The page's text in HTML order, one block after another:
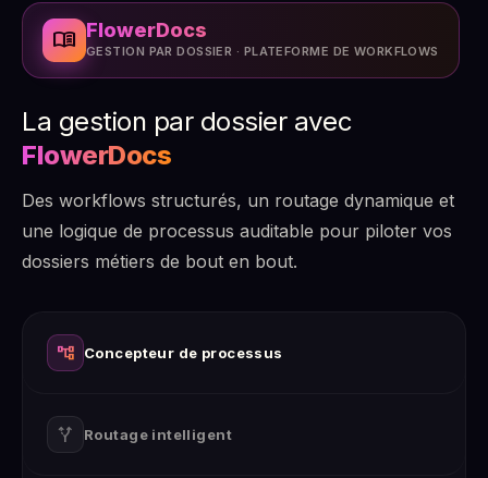
menu_book FlowerDocs
GESTION PAR DOSSIER · PLATEFORME DE WORKFLOWS
La gestion par dossier avec
FlowerDocs
Des workflows structurés, un routage dynamique et
une logique de processus auditable pour piloter vos
dossiers métiers de bout en bout.
account_tree Concepteur de processus
alt_route Routage intelligent